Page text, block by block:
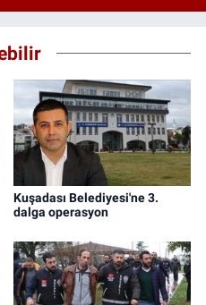
Kuşadası Belediyesi'ne 3.
dalga operasyon